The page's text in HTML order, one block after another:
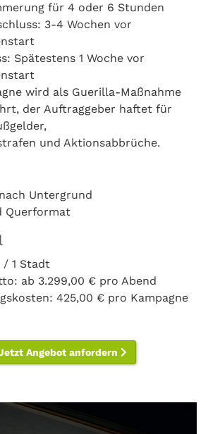
für 4 oder 6 Stunden
3-4 Wochen vor
Spätestens 1 Woche vor
wird als Guerilla-Maßnahme
der Auftraggeber haftet für
und Aktionsabbrüche.
Untergrund
Querformat
/ 1 Stadt
ab 3.299,00 € pro Abend
425,00 € pro Kampagne
Angebot anfordern